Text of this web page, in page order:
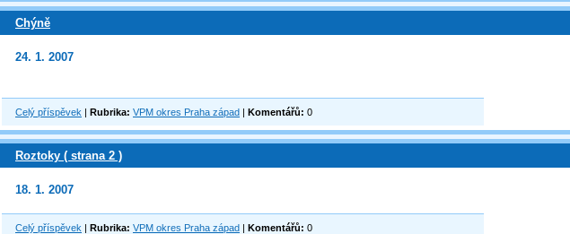
Chýně
24. 1. 2007
Celý příspěvek | Rubrika: VPM okres Praha západ | Komentářů: 0
Roztoky ( strana 2 )
18. 1. 2007
Celý příspěvek | Rubrika: VPM okres Praha západ | Komentářů: 0